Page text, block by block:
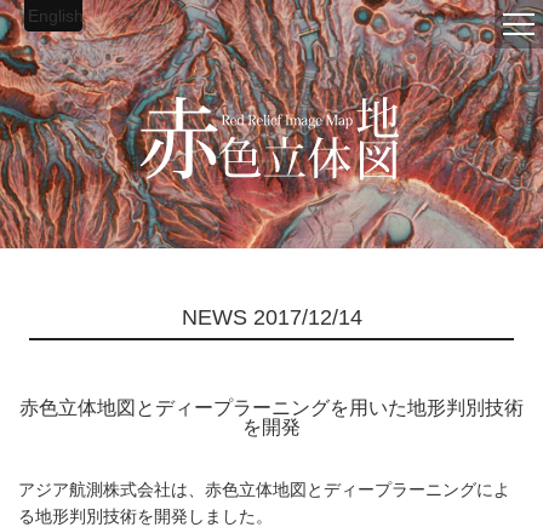
赤色立体地図
English
NEWS 2017/12/14
赤色立体地図とディープラーニングを用いた地形判別技術
を開発
アジア航測株式会社は、赤色立体地図とディープラーニングによ
る地形判別技術を開発しました。